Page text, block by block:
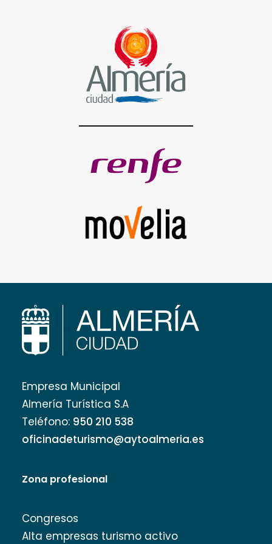
Empresa Municipal
Almería Turística S.A
Teléfono: 950 210 538
oficinadeturismo@aytoalmeria.es
Zona profesional
Congresos
Alta empresas turismo activo